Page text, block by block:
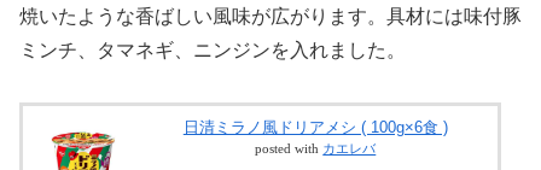
焼いたような香ばしい風味が広がります。具材には味付豚
ミンチ、タマネギ、ニンジンを入れました。
日清ミラノ風ドリアメシ ( 100g×6食 )
posted with カエレバ